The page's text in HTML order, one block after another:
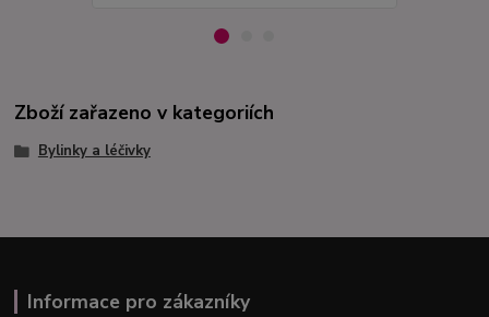
Zboží zařazeno v kategoriích
Bylinky a léčivky
Informace pro zákazníky